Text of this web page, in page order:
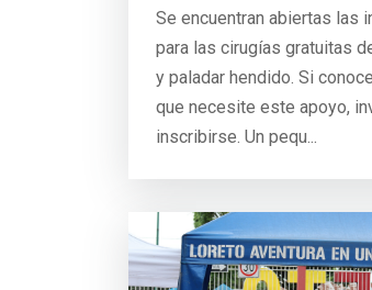
Se encuentran abiertas las
para las cirugías gratuitas
y paladar hendido. Si
que necesite este apoyo,
inscribirse. Un pequ...